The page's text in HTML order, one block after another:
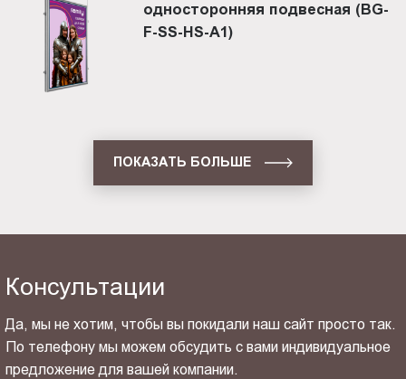
односторонняя подвесная (BG-
F-SS-HS-A1)
ПОКАЗАТЬ БОЛЬШЕ
Консультации
Да, мы не хотим, чтобы вы покидали наш сайт просто так.
По телефону мы можем обсудить с вами индивидуальное
предложение для вашей компании.